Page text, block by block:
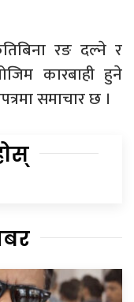
रङ दल्ने र
कारबाही हुने
समाचार छ ।